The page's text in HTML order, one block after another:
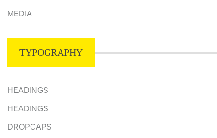
MEDIA
TYPOGRAPHY
HEADINGS
HEADINGS
DROPCAPS